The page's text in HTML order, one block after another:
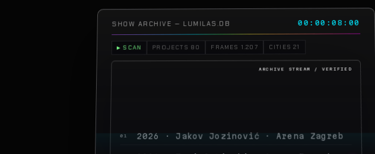
SHOW ARCHIVE — LUMILAS.DB 00:00:11:06
▶ SCAN PROJECTS 80 FRAMES 1.207 CITIES 21
2026 · Sergej Ćetković · Arena Zagreb